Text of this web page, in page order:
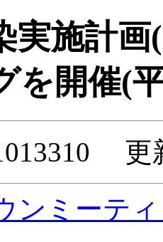
実施計
を開催(
更
ンミーテ